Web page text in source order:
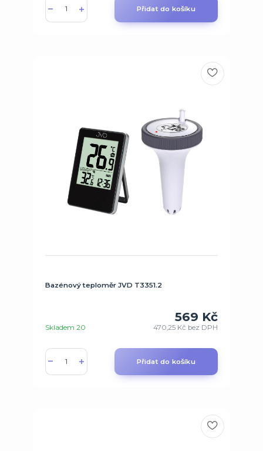
Přidat do košíku
Bazénový teploměr JVD T3351.2
569 Kč
470,25 Kč bez DPH
Skladem 20
Přidat do košíku